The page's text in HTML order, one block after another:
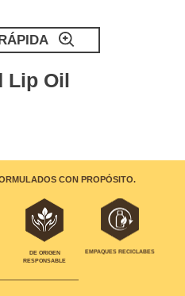
Lip Oil
CON PROPÓSITO.
DE ORIGEN
RESPONSABLE
EMPAQUES RECICLABES